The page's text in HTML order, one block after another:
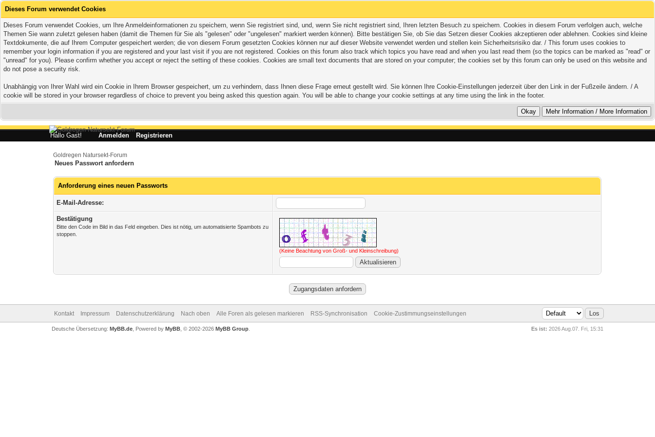
Dieses Forum verwendet Cookies
Dieses Forum verwendet Cookies, um Ihre Anmeldeinformationen zu speichern, wenn Sie registriert sind, und, wenn Sie nicht registriert sind, Ihren letzten Besuch zu speichern. Cookies in diesem Forum verfolgen auch, welche
Themen Sie wann zuletzt gelesen haben (damit die Themen für Sie als "gelesen" oder "ungelesen" markiert werden können). Bitte bestätigen Sie, ob Sie das Setzen dieser Cookies akzeptieren oder ablehnen. Cookies sind kleine
Textdokumente, die auf Ihrem Computer gespeichert werden; die von diesem Forum gesetzten Cookies können nur auf dieser Website verwendet werden und stellen kein Sicherheitsrisiko dar. / This forum uses cookies to
remember your login information if you are registered and your last visit if you are not registered. Cookies on this forum also track which topics you have read and when you last read them (so the topics can be marked as "read" or
"unread" for you). Please confirm whether you accept or reject the setting of these cookies. Cookies are small text documents that are stored on your computer; the cookies set by this forum can only be used on this website and
do not pose a security risk.
Unabhängig von Ihrer Wahl wird ein Cookie in Ihrem Browser gespeichert, um zu verhindern, dass Ihnen diese Frage erneut gestellt wird. Sie können Ihre Cookie-Einstellungen jederzeit über den Link in der Fußzeile ändern. / A
cookie will be stored in your browser regardless of choice to prevent you being asked this question again. You will be able to change your cookie settings at any time using the link in the footer.
Hallo Gast! Anmelden Registrieren
Goldregen Natursekt-Forum
Neues Passwort anfordern
Anforderung eines neuen Passworts
E-Mail-Adresse:
Bestätigung
Bitte den Code im Bild in das Feld eingeben. Dies ist nötig, um automatisierte Spambots zu
stoppen.
(Keine Beachtung von Groß- und Kleinschreibung)
Kontakt Impressum Datenschutzerklärung Nach oben Alle Foren als gelesen markieren RSS-Synchronisation Cookie-Zustimmungseinstellungen
Es ist: 2026 Aug.07. Fri, 15:31
Deutsche Übersetzung: MyBB.de, Powered by MyBB, © 2002-2026 MyBB Group.